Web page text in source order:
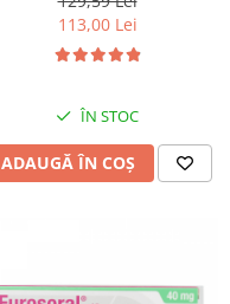
113,00 Lei
ÎN STOC
ADAUGĂ ÎN COȘ